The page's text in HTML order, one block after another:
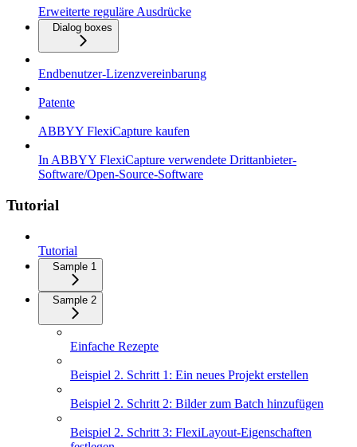
Erweiterte reguläre Ausdrücke
Dialog boxes
Endbenutzer-Lizenzvereinbarung
Patente
ABBYY FlexiCapture kaufen
In ABBYY FlexiCapture verwendete Drittanbieter-
Software/Open-Source-Software
Tutorial
Tutorial
Sample 1
Sample 2
Einfache Rezepte
Beispiel 2. Schritt 1: Ein neues Projekt erstellen
Beispiel 2. Schritt 2: Bilder zum Batch hinzufügen
Beispiel 2. Schritt 3: FlexiLayout-Eigenschaften